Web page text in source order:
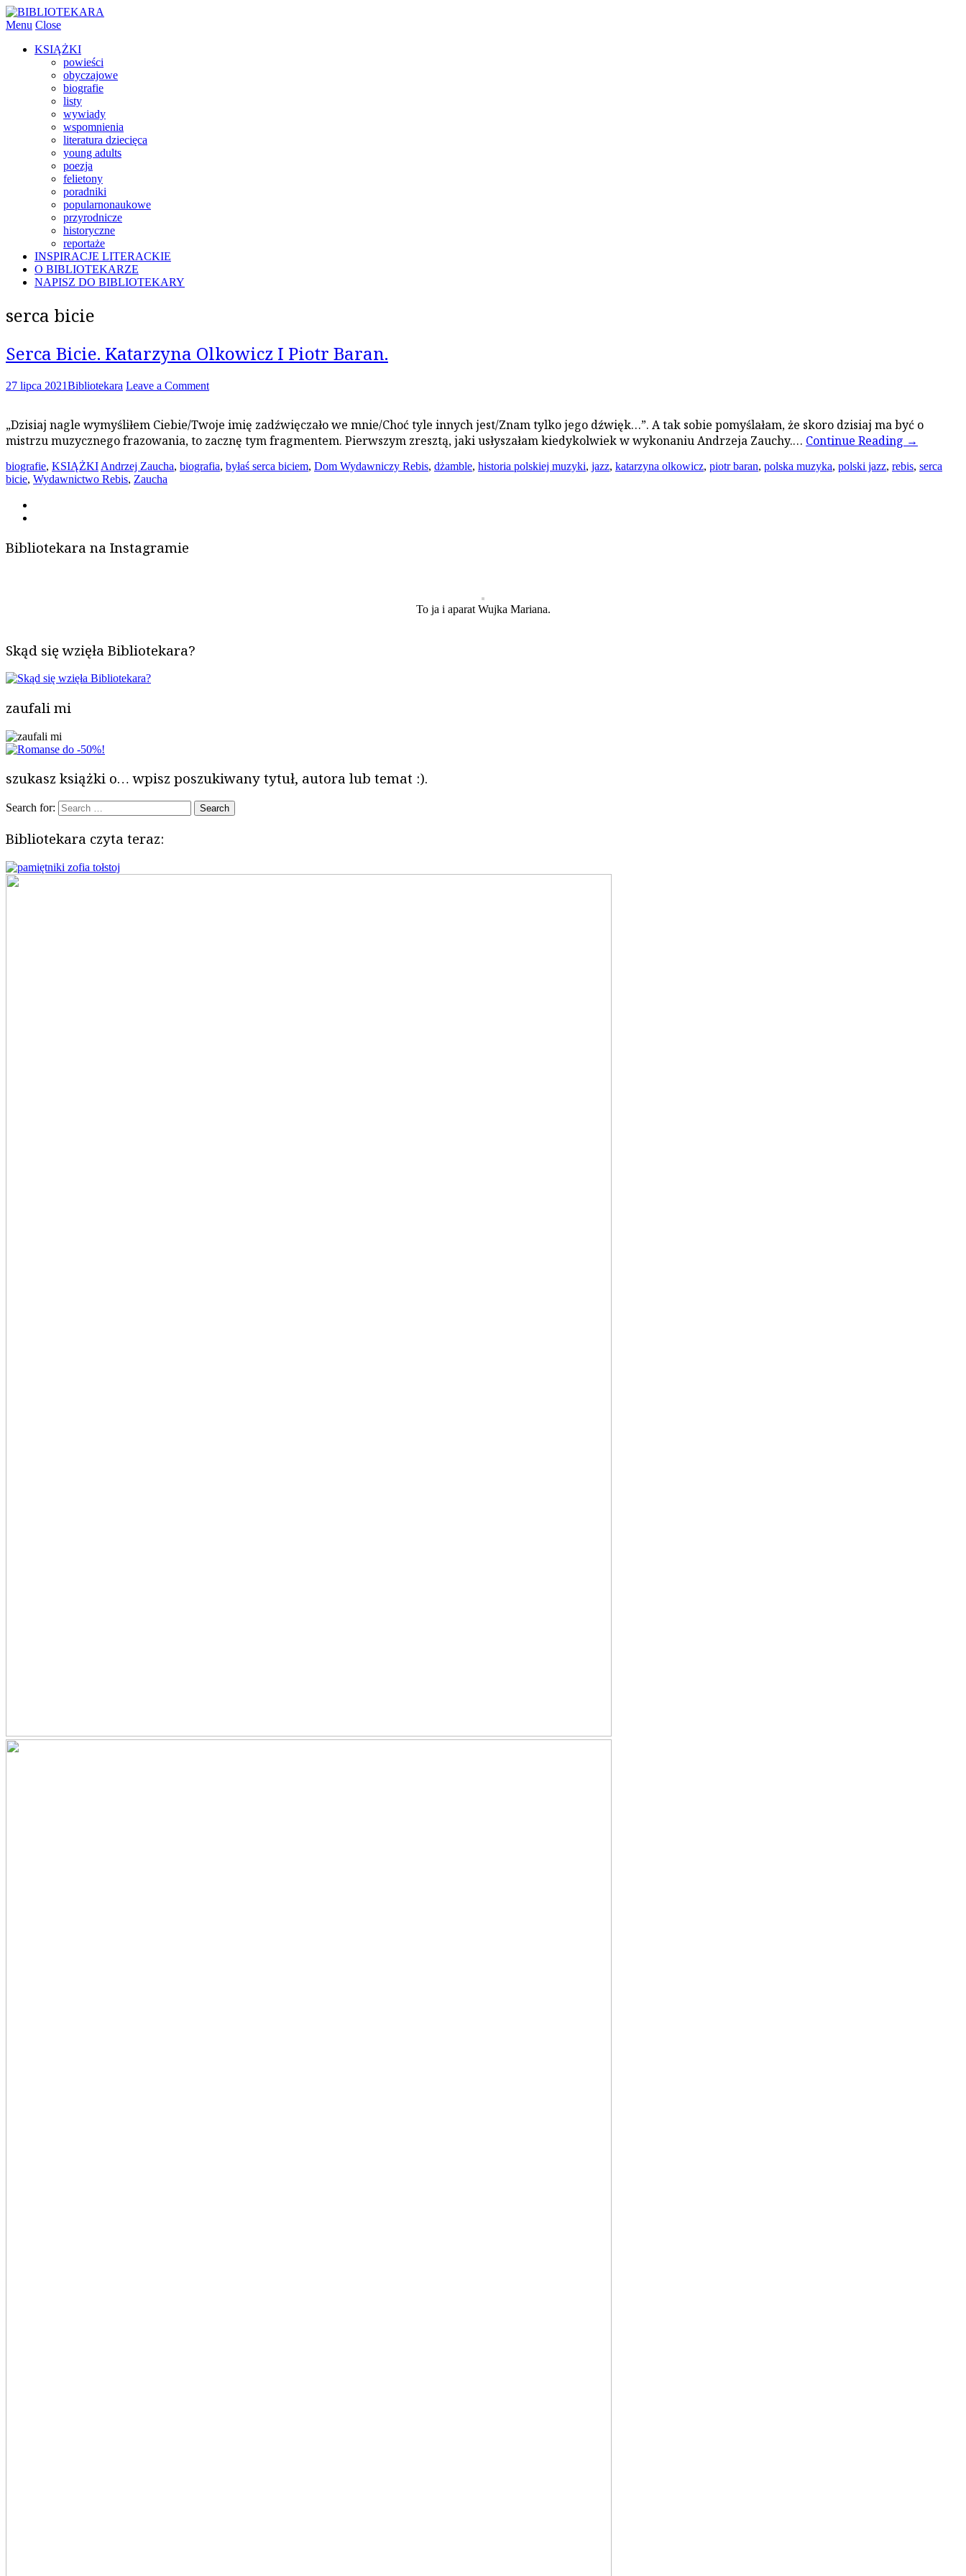
Menu Close
KSIĄŻKI
powieści
obyczajowe
biografie
listy
wywiady
wspomnienia
literatura dziecięca
young adults
poezja
felietony
poradniki
popularnonaukowe
przyrodnicze
historyczne
reportaże
INSPIRACJE LITERACKIE
O BIBLIOTEKARZE
NAPISZ DO BIBLIOTEKARY
serca bicie
Serca Bicie. Katarzyna Olkowicz I Piotr Baran.
27 lipca 2021Bibliotekara Leave a Comment
„Dzisiaj nagle wymyśliłem Ciebie/Twoje imię zadźwięczało we mnie/Choć tyle innych jest/Znam tylko jego dźwięk…”. A tak sobie pomyślałam, że skoro dzisiaj ma być o
mistrzu muzycznego frazowania, to zacznę tym fragmentem. Pierwszym zresztą, jaki usłyszałam kiedykolwiek w wykonaniu Andrzeja Zauchy.… Continue Reading →
biografie, KSIĄŻKI Andrzej Zaucha, biografia, byłaś serca biciem, Dom Wydawniczy Rebis, dżamble, historia polskiej muzyki, jazz, katarzyna olkowicz, piotr baran, polska muzyka, polski jazz, rebis, serca
bicie, Wydawnictwo Rebis, Zaucha
Bibliotekara na Instagramie
To ja i aparat Wujka Mariana.
Skąd się wzięła Bibliotekara?
zaufali mi
szukasz książki o… wpisz poszukiwany tytuł, autora lub temat :).
Search for:
Bibliotekara czyta teraz: